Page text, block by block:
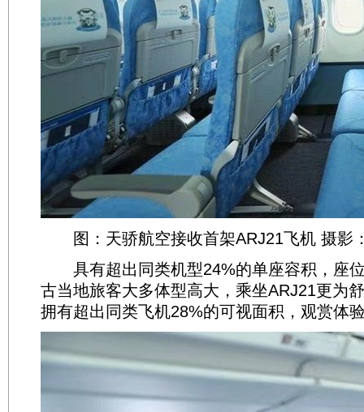
图：天骄航空接收首架ARJ21飞机 摄影
具有超出同类机型24%的单座容积，座
古当地旅客大多体型高大，乘坐ARJ21更为
拥有超出同类飞机28%的可视面积，观赏体